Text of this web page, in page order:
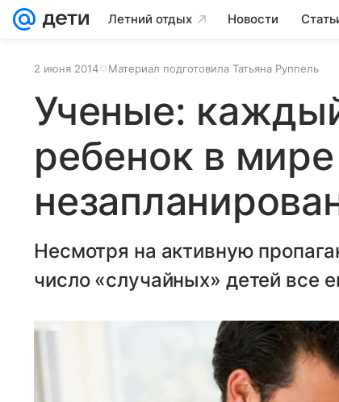
Летний отдых Новости
2 июня 2014 Материал подготовила Татьяна Руппель
Ученые:
ребенок в мире
Несмотря на активную
число «случайных» детей все